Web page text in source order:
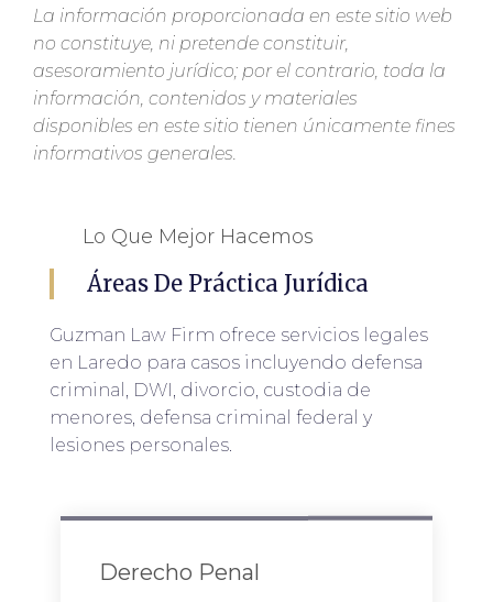
La información proporcionada en este sitio web
no constituye, ni pretende constituir,
asesoramiento jurídico; por el contrario, toda la
información, contenidos y materiales
disponibles en este sitio tienen únicamente fines
informativos generales.
Lo Que Mejor Hacemos
Áreas De Práctica Jurídica
Guzman Law Firm ofrece servicios legales
en Laredo para casos incluyendo defensa
criminal, DWI, divorcio, custodia de
menores, defensa criminal federal y
lesiones personales.
Derecho Penal